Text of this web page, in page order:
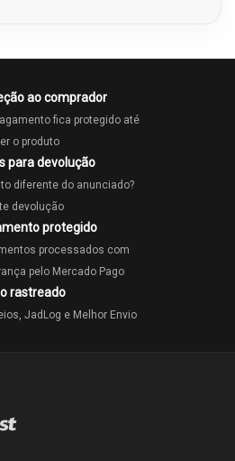
ao comprador
fica protegido até
o produto
para devolução
diferente do anunciado?
devolução
protegido
processados com
pelo Mercado Pago
rastreado
JadLog e Melhor Envio